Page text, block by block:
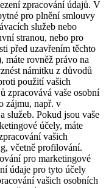
zpracování údajů. V
pro plnění smlouvy
služeb nebo
stranou, nebo pro
před uzavřením těchto
máte rovněž právo na
námitku z důvodů
použití vašich
zpracovává vaše osobní
zájmu, např. v
služeb. Pokud jsou vaše
účely, máte
vašich
včetně profilování.
pro marketingové
údaje pro tyto účely
vašich osobních